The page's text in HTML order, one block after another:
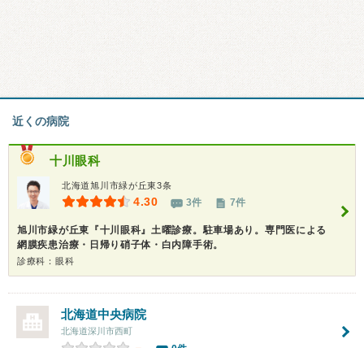
近くの病院
十川眼科
北海道旭川市緑が丘東3条
4.30 3件 7件
旭川市緑が丘東『十川眼科』土曜診療。駐車場あり。専門医による
網膜疾患治療・日帰り硝子体・白内障手術。
診療科：眼科
北海道中央病院
北海道深川市西町